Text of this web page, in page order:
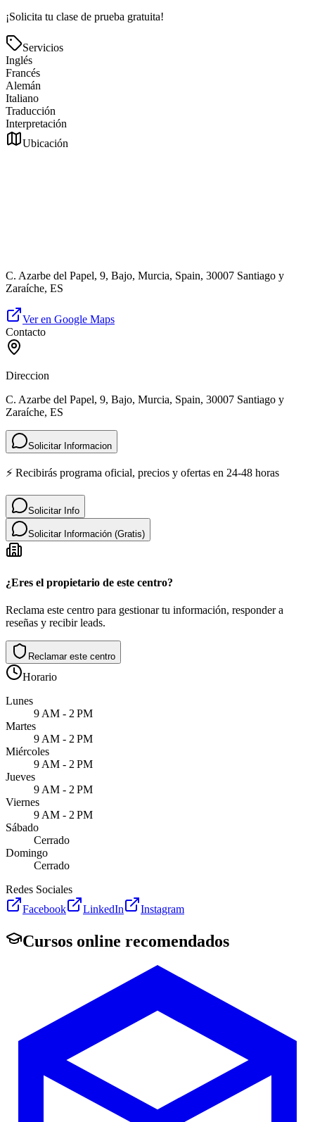
¡Solicita tu clase de prueba gratuita!
Servicios
Inglés
Francés
Alemán
Italiano
Traducción
Interpretación
Ubicación
C. Azarbe del Papel, 9, Bajo, Murcia, Spain, 30007 Santiago y
Zaraíche, ES
Ver en Google Maps
Contacto
Direccion
C. Azarbe del Papel, 9, Bajo, Murcia, Spain, 30007 Santiago y
Zaraíche, ES
Solicitar Informacion
⚡ Recibirás programa oficial, precios y ofertas en 24-48 horas
Solicitar Info
Solicitar Información (Gratis)
¿Eres el propietario de este centro?
Reclama este centro para gestionar tu información, responder a
reseñas y recibir leads.
Reclamar este centro
Horario
Lunes
9 AM - 2 PM
Martes
9 AM - 2 PM
Miércoles
9 AM - 2 PM
Jueves
9 AM - 2 PM
Viernes
9 AM - 2 PM
Sábado
Cerrado
Domingo
Cerrado
Redes Sociales
Facebook
LinkedIn Instagram
Cursos online recomendados